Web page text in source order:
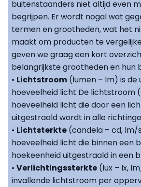
buitenstaanders niet altijd even
begrijpen. Er wordt nogal wat
termen en grootheden, wat het
maakt om producten te
geven we graag een kort
belangrijkste grootheden en hun
• Lichtstroom (lumen – lm) is
hoeveelheid licht De lichtstroom
hoeveelheid licht die door een
uitgestraald wordt in alle
• Lichtsterkte (candela – cd, lm/
hoeveelheid licht die binnen een
hoekeenheid uitgestraald in een
• Verlichtingssterkte (lux – lx,
invallende lichtstroom per